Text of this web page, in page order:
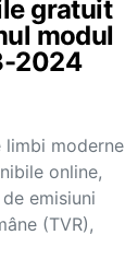
gratuit
modul
2024
moderne
online,
emisiuni
(TVR),